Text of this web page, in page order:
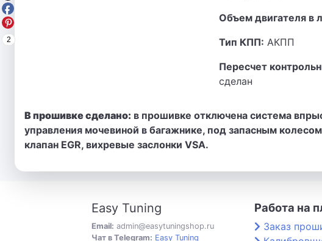
Объем двигателя в
Тип КПП: АКПП
Пересчет
сделан
В прошивке сделано: в прошивке отключена система
управления мочевиной в багажнике, под запасным
клапан EGR, вихревые заслонки VSA.
2
Easy Tuning
Email: admin@easytuningshop.ru
Чат в Telegram: Easy Tuning
Работа на
Заказ